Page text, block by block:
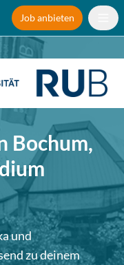
Job anbieten
Bochum,
und
zu deinem